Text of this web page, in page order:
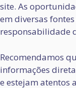
site. As
em diversas
responsabilidade
Recomendamos
informações
e estejam atentos